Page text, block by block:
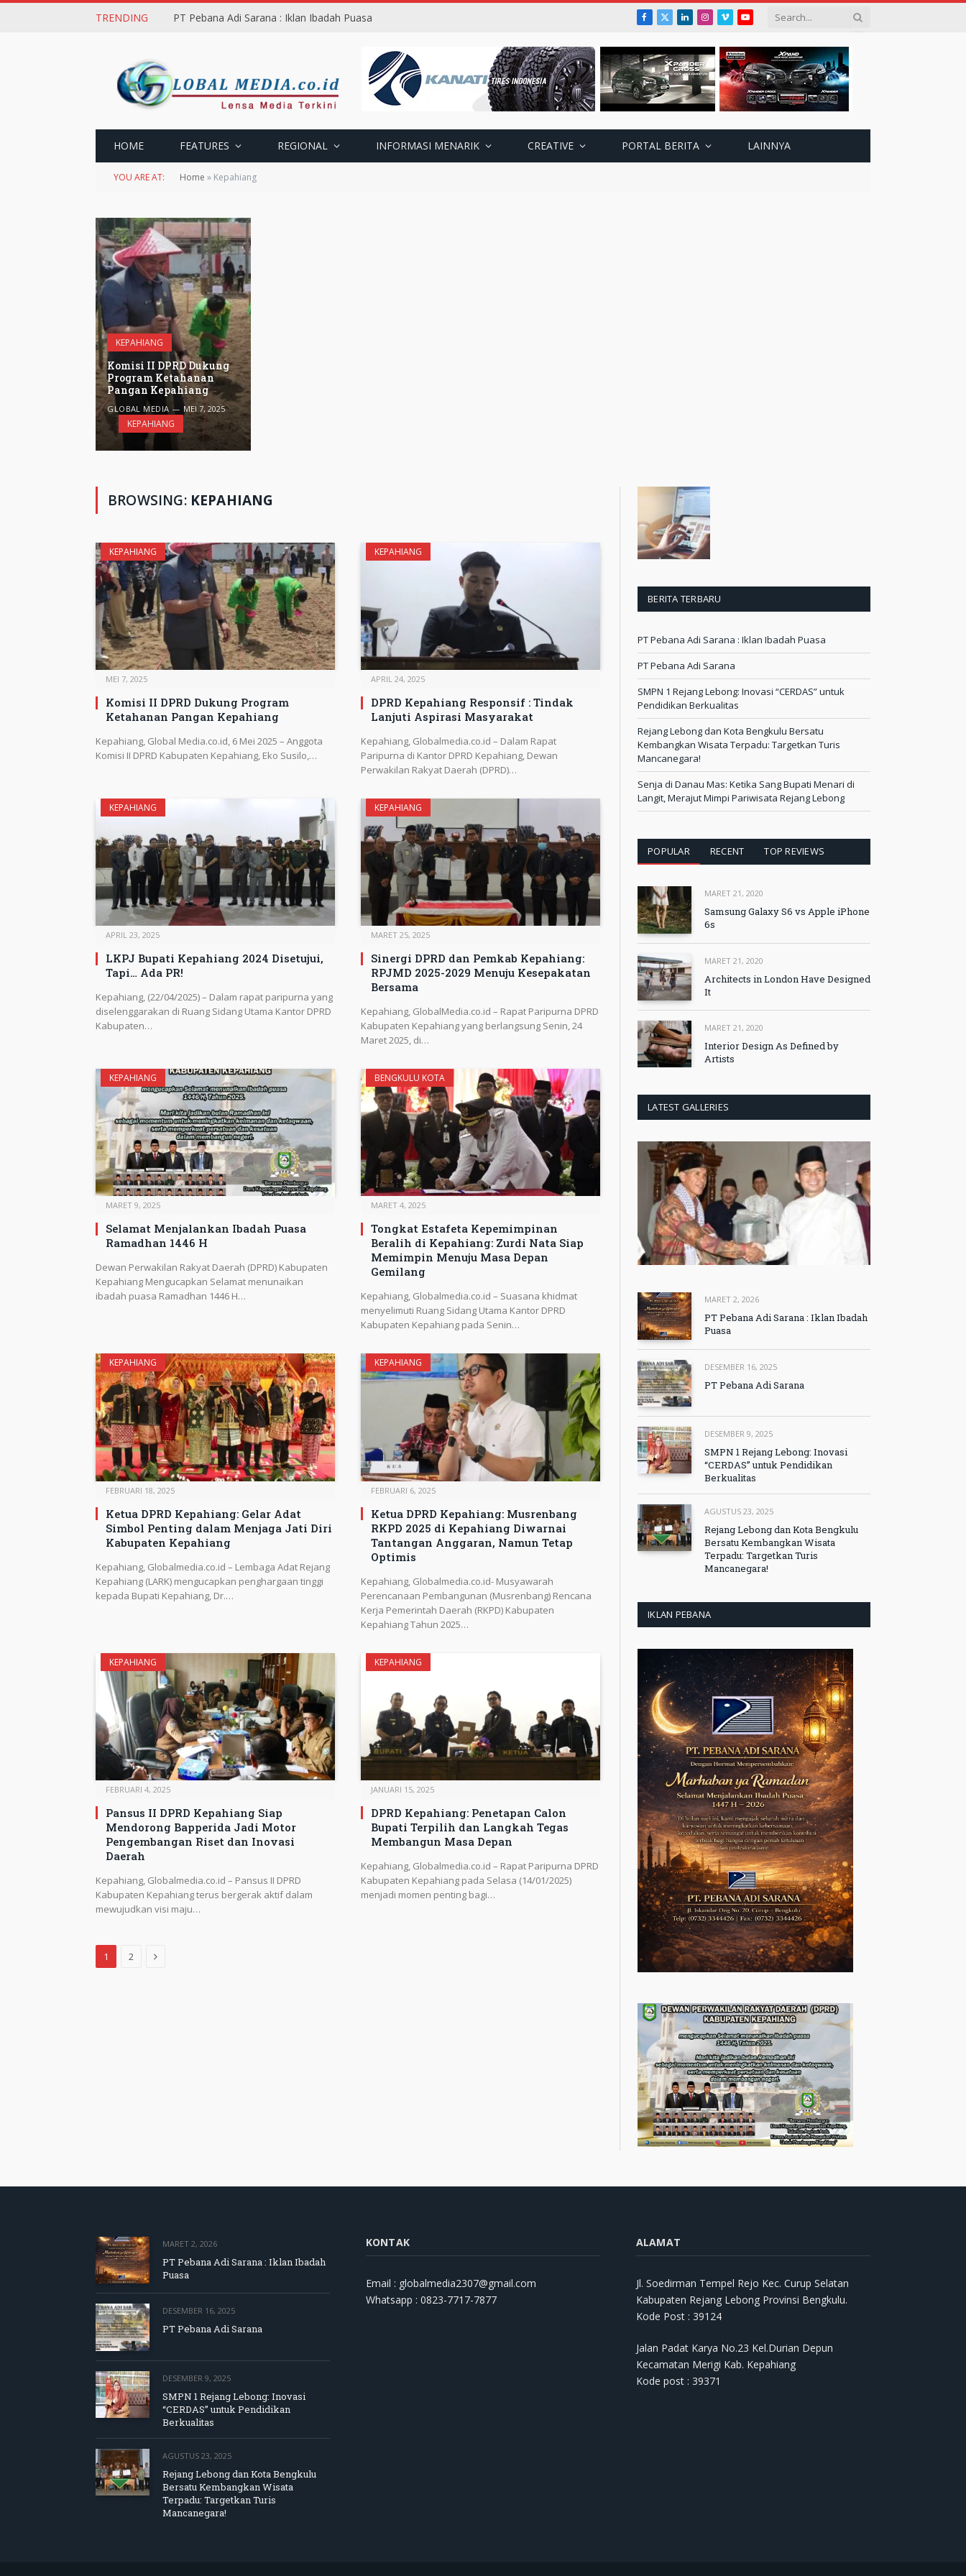
TRENDING PT Pebana Adi Sarana : Iklan Ibadah Puasa Facebook
X
LinkedInInstagram
VimeoYouTube
HOME FEATURES REGIONAL INFORMASI MENARIK CREATIVE PORTAL BERITA LAINNYA
YOU ARE AT: Home » Kepahiang
KEPAHIANG
Komisi II DPRD Dukung
Program Ketahanan
Pangan Kepahiang
GLOBAL MEDIA MEI 7, 2025
KEPAHIANG
BROWSING: KEPAHIANG
KEPAHIANG
MEI 7, 2025
Komisi II DPRD Dukung Program
Ketahanan Pangan Kepahiang
Kepahiang, Global Media.co.id, 6 Mei 2025 – Anggota
Komisi II DPRD Kabupaten Kepahiang, Eko Susilo,…
KEPAHIANG
APRIL 24, 2025
DPRD Kepahiang Responsif : Tindak
Lanjuti Aspirasi Masyarakat
Kepahiang, Globalmedia.co.id – Dalam Rapat
Paripurna di Kantor DPRD Kepahiang, Dewan
Perwakilan Rakyat Daerah (DPRD)…
KEPAHIANG
APRIL 23, 2025
LKPJ Bupati Kepahiang 2024 Disetujui,
Tapi… Ada PR!
Kepahiang, (22/04/2025) – Dalam rapat paripurna yang
diselenggarakan di Ruang Sidang Utama Kantor DPRD
Kabupaten…
KEPAHIANG
MARET 25, 2025
Sinergi DPRD dan Pemkab Kepahiang:
RPJMD 2025-2029 Menuju Kesepakatan
Bersama
Kepahiang, GlobalMedia.co.id – Rapat Paripurna DPRD
Kabupaten Kepahiang yang berlangsung Senin, 24
Maret 2025, di…
KEPAHIANG
MARET 9, 2025
Selamat Menjalankan Ibadah Puasa
Ramadhan 1446 H
Dewan Perwakilan Rakyat Daerah (DPRD) Kabupaten
Kepahiang Mengucapkan Selamat menunaikan
ibadah puasa Ramadhan 1446 H…
BENGKULU KOTA
MARET 4, 2025
Tongkat Estafeta Kepemimpinan
Beralih di Kepahiang: Zurdi Nata Siap
Memimpin Menuju Masa Depan
Gemilang
Kepahiang, Globalmedia.co.id – Suasana khidmat
menyelimuti Ruang Sidang Utama Kantor DPRD
Kabupaten Kepahiang pada Senin…
KEPAHIANG
FEBRUARI 18, 2025
Ketua DPRD Kepahiang: Gelar Adat
Simbol Penting dalam Menjaga Jati Diri
Kabupaten Kepahiang
Kepahiang, Globalmedia.co.id – Lembaga Adat Rejang
Kepahiang (LARK) mengucapkan penghargaan tinggi
kepada Bupati Kepahiang, Dr.…
KEPAHIANG
FEBRUARI 6, 2025
Ketua DPRD Kepahiang: Musrenbang
RKPD 2025 di Kepahiang Diwarnai
Tantangan Anggaran, Namun Tetap
Optimis
Kepahiang, Globalmedia.co.id- Musyawarah
Perencanaan Pembangunan (Musrenbang) Rencana
Kerja Pemerintah Daerah (RKPD) Kabupaten
Kepahiang Tahun 2025…
KEPAHIANG
FEBRUARI 4, 2025
Pansus II DPRD Kepahiang Siap
Mendorong Bapperida Jadi Motor
Pengembangan Riset dan Inovasi
Daerah
Kepahiang, Globalmedia.co.id – Pansus II DPRD
Kabupaten Kepahiang terus bergerak aktif dalam
mewujudkan visi maju…
KEPAHIANG
JANUARI 15, 2025
DPRD Kepahiang: Penetapan Calon
Bupati Terpilih dan Langkah Tegas
Membangun Masa Depan
Kepahiang, Globalmedia.co.id – Rapat Paripurna DPRD
Kabupaten Kepahiang pada Selasa (14/01/2025)
menjadi momen penting bagi…
1 2 Next
BERITA TERBARU
PT Pebana Adi Sarana : Iklan Ibadah Puasa
PT Pebana Adi Sarana
SMPN 1 Rejang Lebong: Inovasi “CERDAS” untuk
Pendidikan Berkualitas
Rejang Lebong dan Kota Bengkulu Bersatu
Kembangkan Wisata Terpadu: Targetkan Turis
Mancanegara!
Senja di Danau Mas: Ketika Sang Bupati Menari di
Langit, Merajut Mimpi Pariwisata Rejang Lebong
POPULAR RECENT TOP REVIEWS
MARET 21, 2020
Samsung Galaxy S6 vs Apple iPhone
6s
MARET 21, 2020
Architects in London Have Designed
It
MARET 21, 2020
Interior Design As Defined by
Artists
LATEST GALLERIES
MARET 2, 2026
PT Pebana Adi Sarana : Iklan Ibadah
Puasa
DESEMBER 16, 2025
PT Pebana Adi Sarana
DESEMBER 9, 2025
SMPN 1 Rejang Lebong: Inovasi
“CERDAS” untuk Pendidikan
Berkualitas
AGUSTUS 23, 2025
Rejang Lebong dan Kota Bengkulu
Bersatu Kembangkan Wisata
Terpadu: Targetkan Turis
Mancanegara!
IKLAN PEBANA
MARET 2, 2026
PT Pebana Adi Sarana : Iklan Ibadah
Puasa
DESEMBER 16, 2025
PT Pebana Adi Sarana
DESEMBER 9, 2025
SMPN 1 Rejang Lebong: Inovasi
“CERDAS” untuk Pendidikan
Berkualitas
AGUSTUS 23, 2025
Rejang Lebong dan Kota Bengkulu
Bersatu Kembangkan Wisata
Terpadu: Targetkan Turis
Mancanegara!
KONTAK
Email : globalmedia2307@gmail.com
Whatsapp : 0823-7717-7877
ALAMAT
Jl. Soedirman Tempel Rejo Kec. Curup Selatan
Kabupaten Rejang Lebong Provinsi Bengkulu.
Kode Post : 39124
Jalan Padat Karya No.23 Kel.Durian Depun
Kecamatan Merigi Kab. Kepahiang
Kode post : 39371